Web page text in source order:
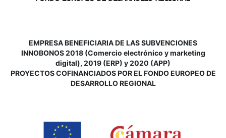
EMPRESA BENEFICIARIA DE LAS SUBVENCIONES
INNOBONOS 2018 (Comercio electrónico y marketing
digital), 2019 (ERP) y 2020 (APP)
PROYECTOS COFINANCIADOS POR EL FONDO EUROPEO DE
DESARROLLO REGIONAL